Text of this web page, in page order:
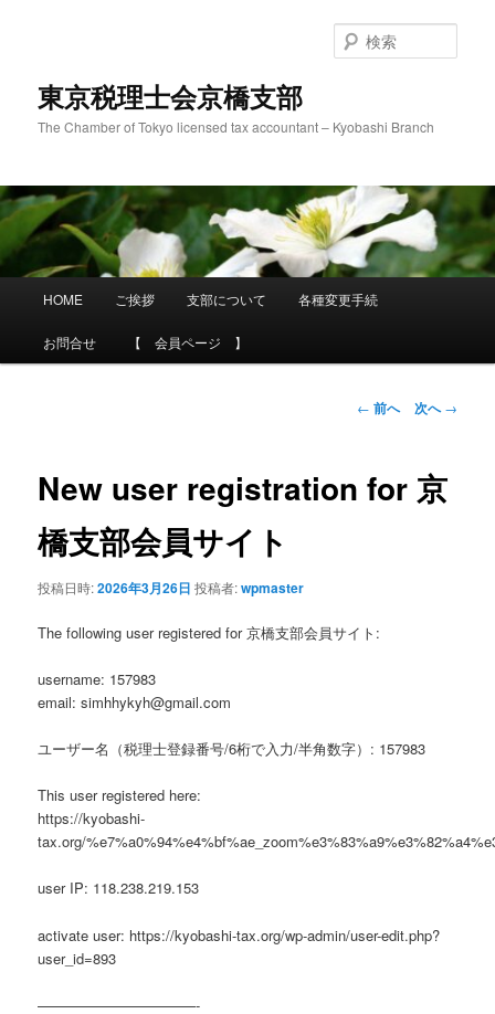
へ
移
動
東京税理士会京橋支部
The Chamber of Tokyo licensed tax accountant – Kyobashi Branch
索
メ
HOME ご挨拶 支部について 各種変更手続
お問合せ 【 会員ページ 】
投
ビ
ゲ
← 前へ 次へ→
New user registration for 京
橋支部会員サイト
投稿日時:2026年3月26日 投稿者:wpmaster
The following user registered for 京橋支部会員サイト:
username: 157983
email: simhhykyh@gmail.com
ユーザー名（税理士登録番号/6桁で入力/半角数字）: 157983
This user registered here:
https://kyobashi-
tax.org/
user IP: 118.238.219.153
activate user: https://kyobashi-tax.org/wp-admin/user-edit.php?
user_id=893
———————————-